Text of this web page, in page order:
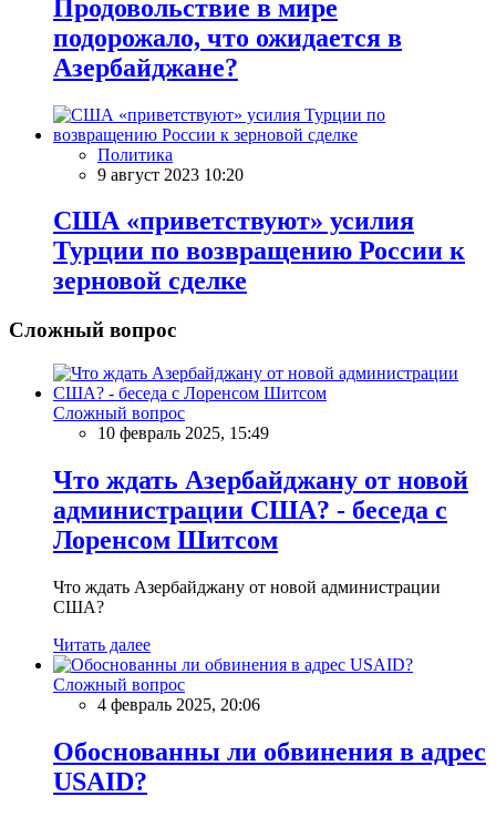
Продовольствие в мире
подорожало, что ожидается в
Азербайджане?
Политика
9 август 2023 10:20
США «приветствуют» усилия
Турции по возвращению России к
зерновой сделке
Сложный вопрос
Сложный вопрос
10 февраль 2025, 15:49
Что ждать Азербайджану от новой
администрации США? - беседа с
Лоренсом Шитсом
Что ждать Азербайджану от новой администрации
США?
Читать далее
Сложный вопрос
4 февраль 2025, 20:06
Обоснованны ли обвинения в адрес
USAID?